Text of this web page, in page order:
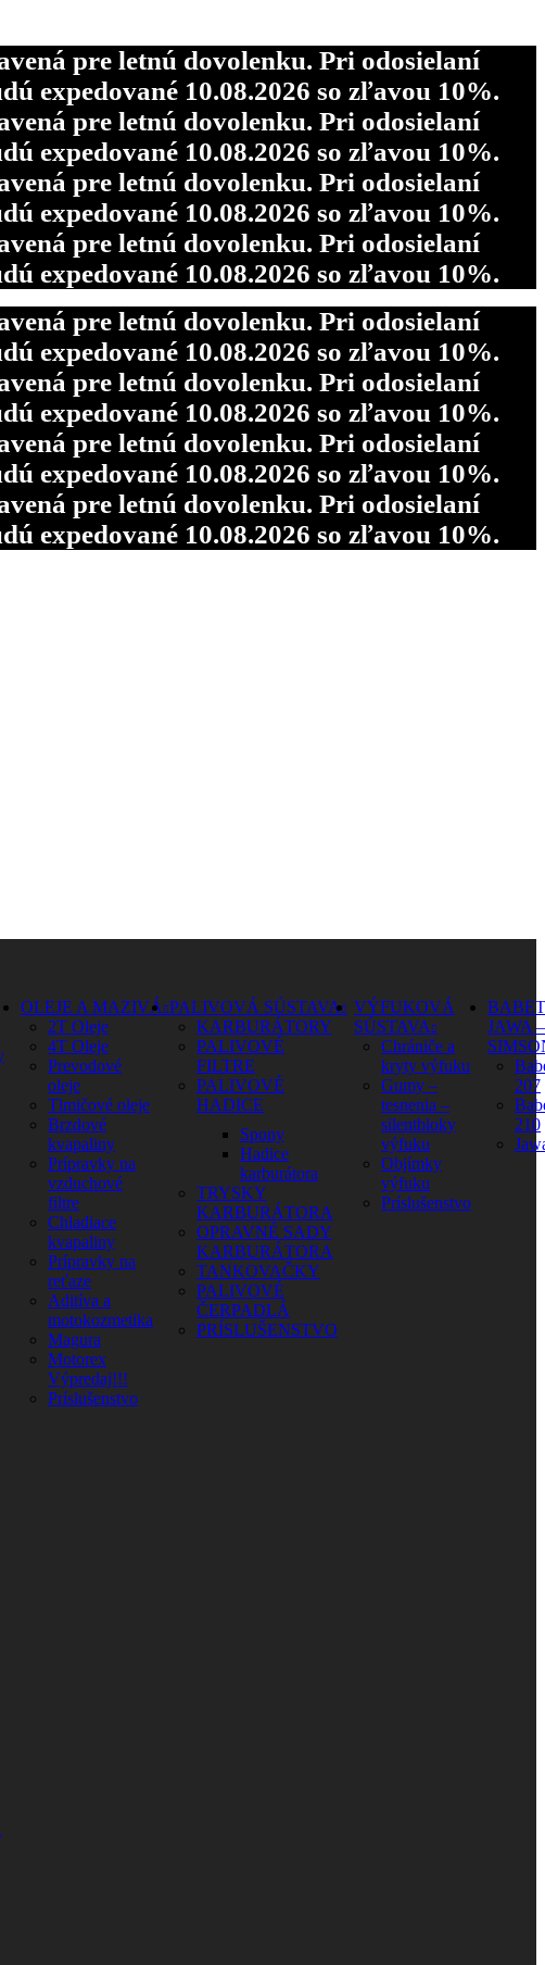
10.08.2026 so zľavou 10%.
pre letnú dovolenku. Pri odosielaní
expedované 10.08.2026 so zľavou 10%.
pre letnú dovolenku. Pri odosielaní
expedované 10.08.2026 so zľavou 10%.
pre letnú dovolenku. Pri odosielaní
expedované 10.08.2026 so zľavou 10%.
pre letnú dovolenku. Pri odosielaní
expedované 10.08.2026 so zľavou 10%.
pre letnú dovolenku. Pri odosielaní
expedované 10.08.2026 so zľavou 10%.
pre letnú dovolenku. Pri odosielaní
expedované 10.08.2026 so zľavou 10%.
pre letnú dovolenku. Pri odosielaní
expedované 10.08.2026 so zľavou 10%.
pre letnú dovolenku. Pri odosielaní
expedované 10.08.2026 so zľavou 10%.
pre letnú dovolenku. Pri odosielaní
expedované 10.08.2026 so zľavou 10%.
pre letnú dovolenku. Pri odosielaní
expedované 10.08.2026 so zľavou 10%.
OLEJE A MAZIVÁ
2T Oleje
4T Oleje
Prevodové
oleje
Tlmičové oleje
Brzdové
kvapaliny
Prípravky na
vzduchové
filtre
Chladiace
kvapaliny
Prípravky na
reťaze
Aditíva a
motokozmetika
Magura
Motorex
Výpredaj!!!
Príslušenstvo
PALIVOVÁ SÚSTAVA
KARBURÁTORY
PALIVOVÉ
FILTRE
PALIVOVÉ
HADICE
Spony
Hadice
karburátora
TRYSKY
KARBURÁTORA
OPRAVNÉ SADY
KARBURÁTORA
TANKOVAČKY
PALIVOVÉ
ČERPADLÁ
PRÍSLUŠENSTVO
VÝFUKOVÁ
SÚSTAVA
Chrániče a
kryty výfuku
Gumy –
tesnenia –
silentbloky
výfuku
Objímky
výfuku
Príslušenstvo
JAWA –
207
210